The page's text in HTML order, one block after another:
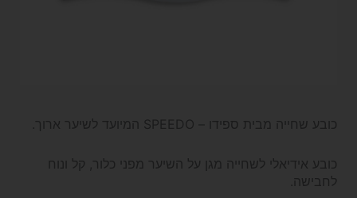
כובע שחייה מבית ספידו – SPEEDO המיועד לשיער ארוך.
כובע אידיאלי לשחייה מגן על השיער מפני כלור, קל ונוח
לחבישה.